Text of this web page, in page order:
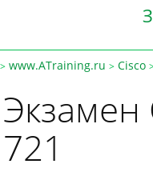
> www.ATraining.ru > Cisco
Экзамен
721